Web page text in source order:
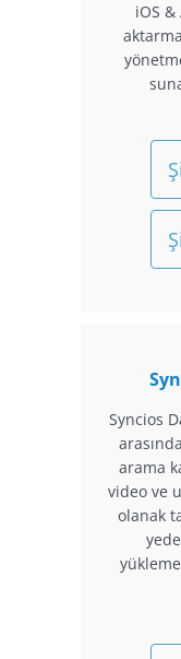
iOS
Syncios
arama
video ve
olanak